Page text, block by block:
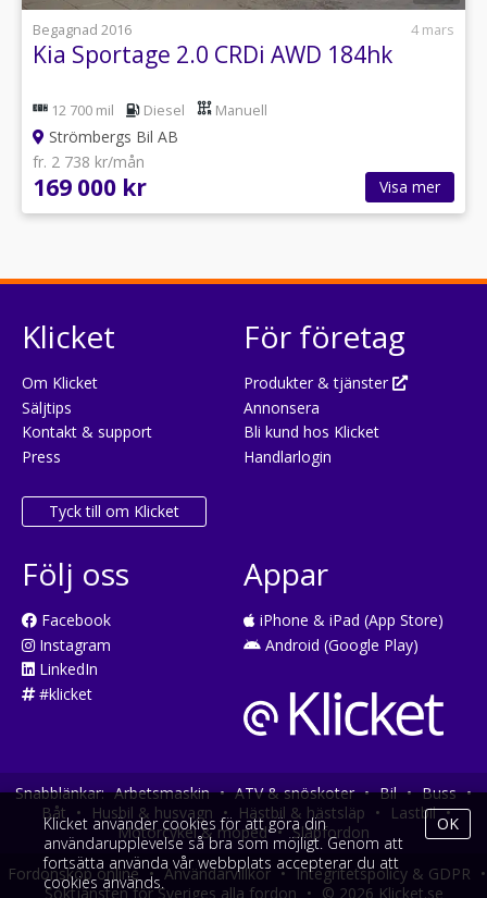
Begagnad 2016
4 mars
Kia Sportage 2.0 CRDi AWD 184hk
12 700 mil Diesel Manuell
Strömbergs Bil AB
fr. 2 738 kr/mån
169 000 kr Visa mer
Klicket
Om Klicket
Säljtips
Kontakt & support
Press
Tyck till om Klicket
För företag
Produkter & tjänster
Annonsera
Bli kund hos Klicket
Handlarlogin
Följ oss
Facebook
Instagram
LinkedIn
#klicket
Appar
iPhone & iPad (App Store)
Android (Google Play)
Snabblänkar: Arbetsmaskin • ATV & snöskoter • Bil • Buss •
Båt • Husbil & husvagn • Hästbil & hästsläp • Lastbil •
Motorcykel & moped • Släpfordon
Fordonsköp online • Användarvillkor • Integritetspolicy & GDPR •
Söktjänsten för Sveriges alla fordon • © 2026 Klicket.se
Klicket använder cookies för att göra din
användarupplevelse så bra som möjligt. Genom att
fortsätta använda vår webbplats accepterar du att
cookies används.
OK